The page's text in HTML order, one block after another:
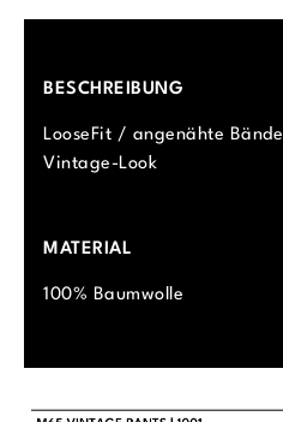
BESCHREIBUNG
LooseFit / angenähte
Vintage-Look
MATERIAL
100% Baumwolle